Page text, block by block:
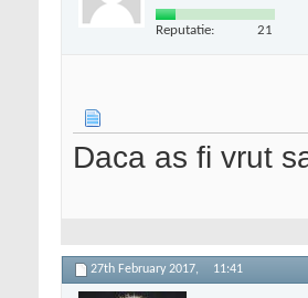
Reputatie: 21
Daca as fi vrut
27th February 2017, 11:41